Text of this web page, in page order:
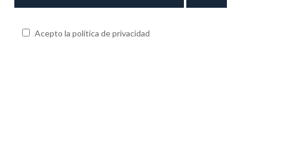
Acepto la política de privacidad